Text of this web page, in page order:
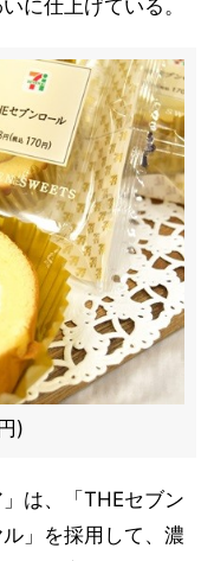
に仕上げている。
)
は、「THEセブン
」を採用して、濃